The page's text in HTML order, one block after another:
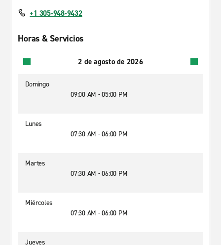
+1 305-948-9432
Horas & Servicios
2 de agosto de 2026
Domingo
09:00 AM - 05:00 PM
Lunes
07:30 AM - 06:00 PM
Martes
07:30 AM - 06:00 PM
Miércoles
07:30 AM - 06:00 PM
Jueves